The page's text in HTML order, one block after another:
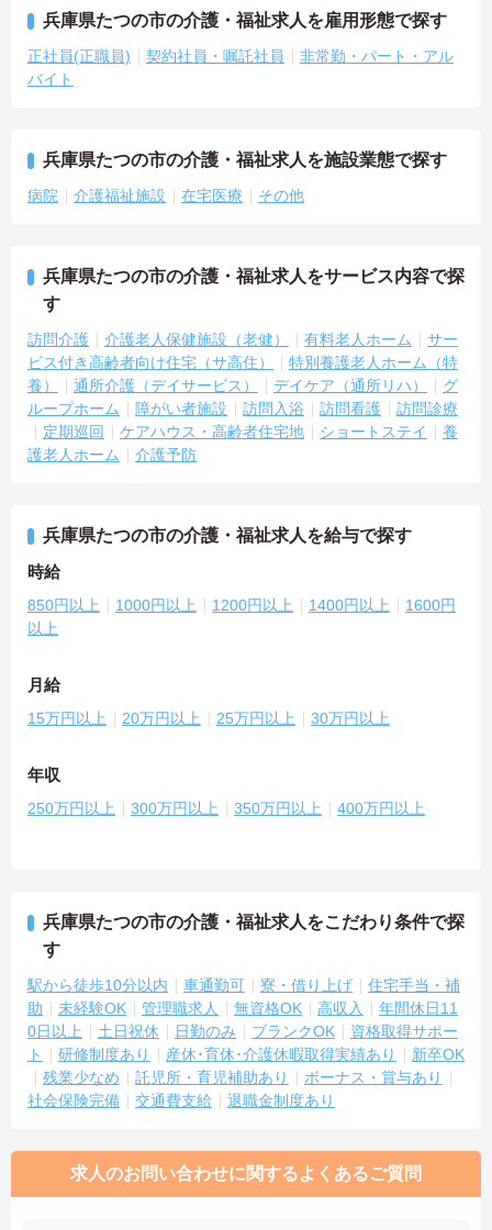
兵庫県たつの市の介護・福祉求人を雇用形態で探す
正社員(正職員) 契約社員・嘱託社員
非常勤・パート・アル
バイト
兵庫県たつの市の介護・福祉求人を施設業態で探す
病院 介護福祉施設 在宅医療 その他
兵庫県たつの市の介護・福祉求人をサービス内容で探
す
訪問介護 介護老人保健施設（老健） 有料老人ホーム
サー
ビス付き高齢者向け住宅（サ高住）
特別養護老人ホーム（特
養）
通所介護（デイサービス） デイケア（通所リハ）
グ
ループホーム
障がい者施設 訪問入浴 訪問看護
訪問診療
定期巡回
ケアハウス・高齢者住宅地 ショートステイ
養
護老人ホーム
介護予防
兵庫県たつの市の介護・福祉求人を給与で探す
時給
850円以上 1000円以上 1200円以上 1400円以上
1600円
以上
月給
15万円以上 20万円以上 25万円以上 30万円以上
年収
250万円以上 300万円以上 350万円以上 400万円以上
兵庫県たつの市の介護・福祉求人をこだわり条件で探
す
駅から徒歩10分以内 車通勤可 寮・借り上げ
住宅手当・補
助
未経験OK 管理職求人 無資格OK 高収入
年間休日11
0日以上
土日祝休 日勤のみ ブランクOK
資格取得サポー
ト
研修制度あり 産休･育休･介護休暇取得実績あり
新卒OK
残業少なめ
託児所・育児補助あり
ボーナス・賞与あり
社会保険完備
交通費支給 退職金制度あり
求人のお問い合わせに関するよくあるご質問